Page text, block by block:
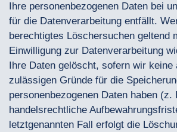
Ihre personenbezogenen Daten bei
für die Datenverarbeitung entfällt.
berechtigtes Löschersuchen geltend
Einwilligung zur Datenverarbeitung
Ihre Daten gelöscht, sofern wir
zulässigen Gründe für die
personenbezogenen Daten haben (z.
handelsrechtliche
letztgenannten Fall erfolgt die